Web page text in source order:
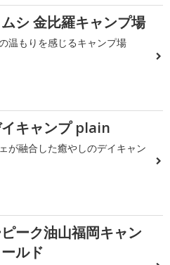
シ 金比羅キャンプ場
温もりを感じるキャンプ場
キャンプ plain
が融合した癒やしのデイキャン
ーク油山福岡キャン
ルド